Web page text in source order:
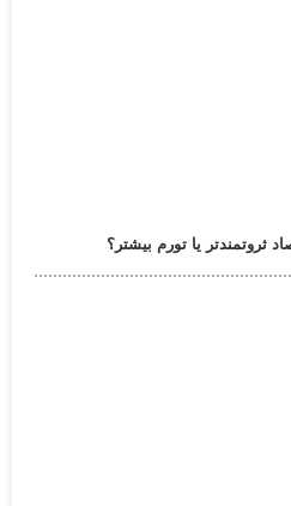
ثروتمندتر یا تورم بیشتر؟